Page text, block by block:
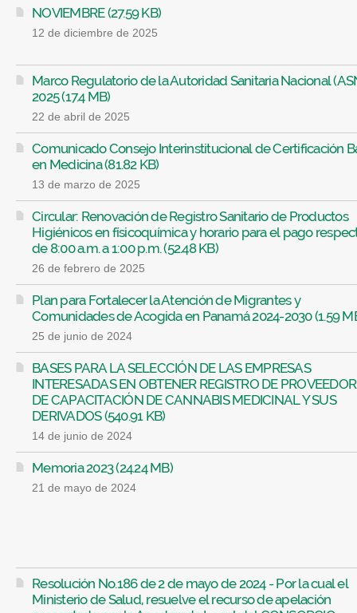
NOVIEMBRE (27.59 KB)
12 de diciembre de 2025
Marco Regulatorio de la Autoridad Sanitaria Nacional
2025 (17.4 MB)
22 de abril de 2025
Comunicado Consejo Interinstitucional de Certificación
en Medicina (81.82 KB)
13 de marzo de 2025
Circular: Renovación de Registro Sanitario de Productos
Higiénicos en físicoquímica y horario para el pago
de 8:00 a.m. a 1:00 p.m. (52.48 KB)
26 de febrero de 2025
Plan para Fortalecer la Atención de Migrantes y
Comunidades de Acogida en Panamá 2024-2030 (1.59
25 de junio de 2024
BASES PARA LA SELECCIÓN DE LAS EMPRESAS
INTERESADAS EN OBTENER REGISTRO DE
DE CAPACITACIÓN DE CANNABIS MEDICINAL Y SUS
DERIVADOS (540.91 KB)
14 de junio de 2024
Memoria 2023 (24.24 MB)
21 de mayo de 2024
Resolución No.186 de 2 de mayo de 2024 - Por la cual el
Ministerio de Salud, resuelve el recurso de apelación